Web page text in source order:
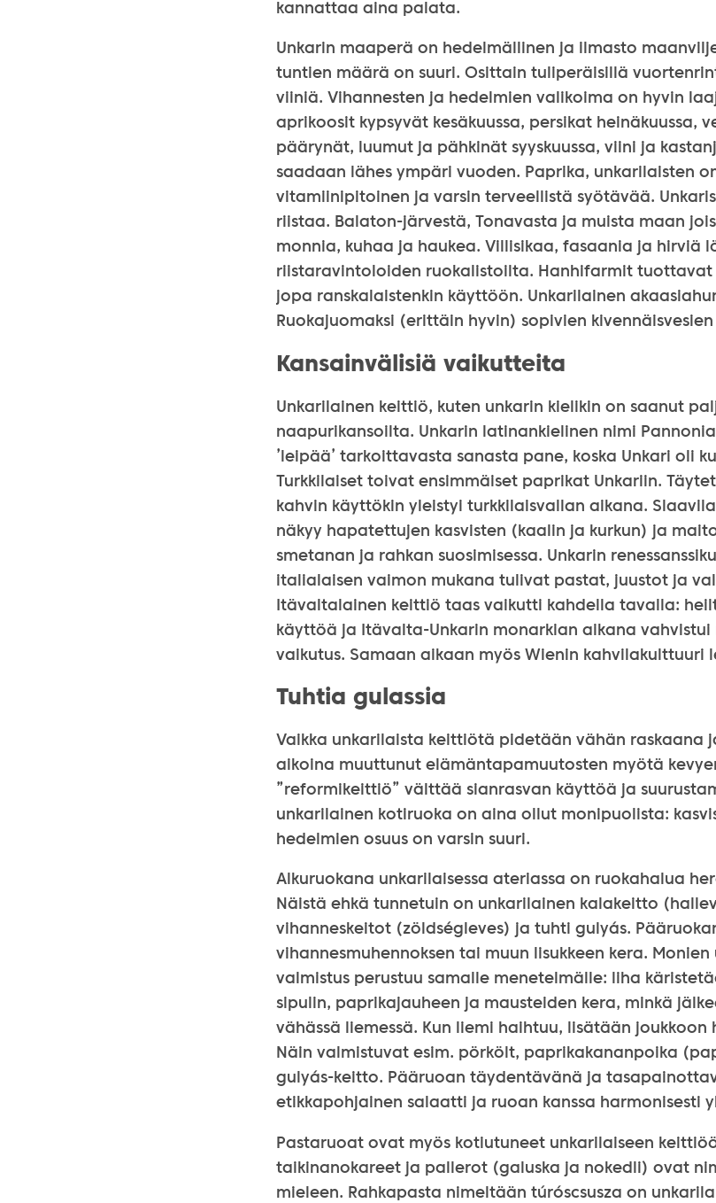
kannattaa aina palata.
Unkarin maaperä on hedelmällinen ja ilmasto
tuntien määrä on suuri. Osittain tuliperäisillä
viiniä. Vihannesten ja hedelmien valikoima on hyvin
aprikoosit kypsyvät kesäkuussa, persikat heinäkuussa,
päärynät, luumut ja pähkinät syyskuussa, viini ja
saadaan lähes ympäri vuoden. Paprika, unkarilaisten
vitamiinipitoinen ja varsin terveellistä syötävää.
riistaa. Balaton-järvestä, Tonavasta ja muista maan
monnia, kuhaa ja haukea. Villisikaa, fasaania ja hirviä
riistaravintoloiden ruokalistoilta. Hanhifarmit tuottavat
jopa ranskalaistenkin käyttöön. Unkarilainen
Ruokajuomaksi (erittäin hyvin) sopivien
Kansainvälisiä vaikutteita
Unkarilainen keittiö, kuten unkarin kielikin on saanut
naapurikansoilta. Unkarin latinankielinen nimi
’leipää’ tarkoittavasta sanasta pane, koska Unkari oli
Turkkilaiset toivat ensimmäiset paprikat Unkariin.
kahvin käyttökin yleistyi turkkilaisvallan aikana.
näkyy hapatettujen kasvisten (kaalin ja kurkun) ja
smetanan ja rahkan suosimisessa. Unkarin
italialaisen vaimon mukana tulivat pastat, juustot ja
Itävaltalainen keittiö taas vaikutti kahdella tavalla:
käyttöä ja Itävalta-Unkarin monarkian aikana vahvistui
vaikutus. Samaan aikaan myös Wienin kahvilakulttuuri
Tuhtia gulassia
Vaikka unkarilaista keittiötä pidetään vähän raskaana
aikoina muuttunut elämäntapamuutosten myötä
”reformikeittiö” välttää sianrasvan käyttöä ja
unkarilainen kotiruoka on aina ollut monipuolista:
hedelmien osuus on varsin suuri.
Alkuruokana unkarilaisessa ateriassa on ruokahalua
Näistä ehkä tunnetuin on unkarilainen kalakeitto
vihanneskeitot (zöldségleves) ja tuhti gulyás.
vihannesmuhennoksen tai muun lisukkeen kera.
valmistus perustuu samalle menetelmälle: liha
sipulin, paprikajauheen ja mausteiden kera, minkä
vähässä liemessä. Kun liemi haihtuu, lisätään
Näin valmistuvat esim. pörkölt, paprikakananpoika
gulyás-keitto. Pääruoan täydentävänä ja
etikkapohjainen salaatti ja ruoan kanssa harmonisesti
Pastaruoat ovat myös kotiutuneet unkarilaiseen
taikinanokareet ja pallerot (galuska ja nokedli) ovat
mieleen. Rahkapasta nimeltään túróscsusza on